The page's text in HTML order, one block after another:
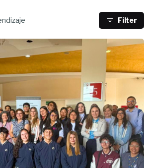
Filter